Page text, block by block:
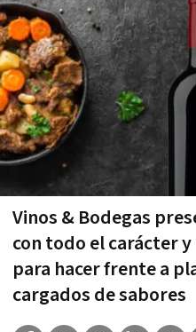
Vinos & Bodegas
con todo el carácter
para hacer frente a
cargados de sabores